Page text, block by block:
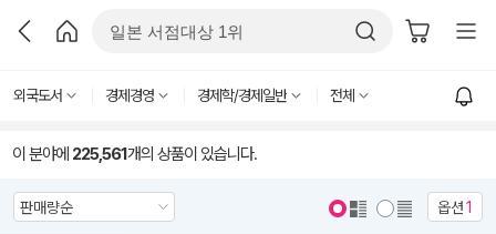
외국도서 경제경영 경제학/경제일반 전체
이 분야에 225,561개의 상품이 있습니다.
옵션1